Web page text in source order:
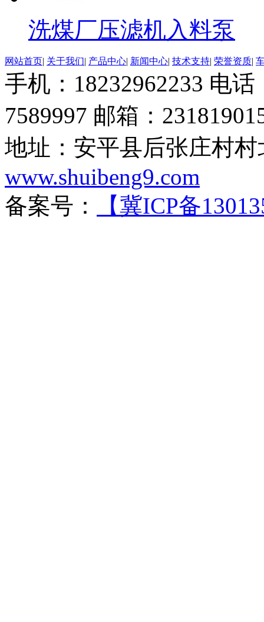
洗煤厂压滤机入料泵
网站首页| 关于我们| 产品中心| 新闻中心| 技术支持| 荣誉资质|
手机：18232962233 电
7589997 邮箱：
地址：安平县后张庄村
www.shuibeng9.com
备案号：
【冀ICP备